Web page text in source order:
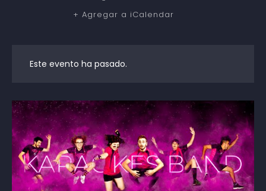
+ Agregar a iCalendar
Este evento ha pasado.